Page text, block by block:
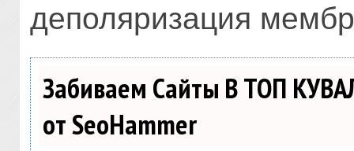
деполяризация
Забиваем Сайты В ТОП
от SeoHammer